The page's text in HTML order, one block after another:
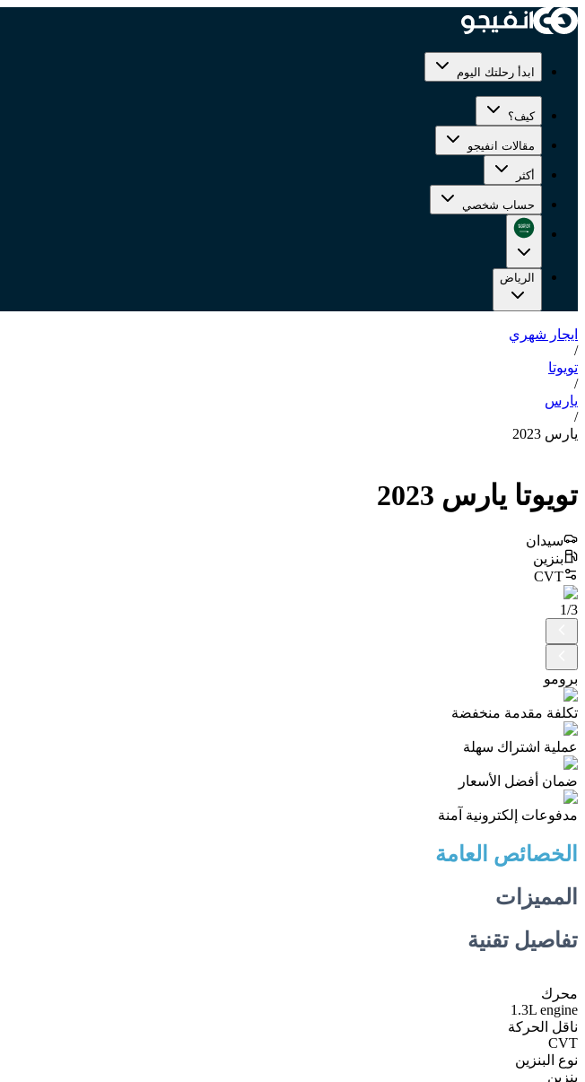
ابدأ رحلتك اليوم
كيف؟
مقالات انفيجو
أكثر
حساب شخصي
الرياض
ايجار شهري
/
تويوتا
/
يارس
/
يارس 2023
تويوتا يارس 2023
سيدان
بنزين
CVT
1/3
برومو
تكلفة مقدمة منخفضة
عملية اشتراك سهلة
ضمان أفضل الأسعار
مدفوعات إلكترونية آمنة
الخصائص العامة
المميزات
تفاصيل تقنية
محرك
1.3L engine
ناقل الحركة
CVT
نوع البنزين
بنزين